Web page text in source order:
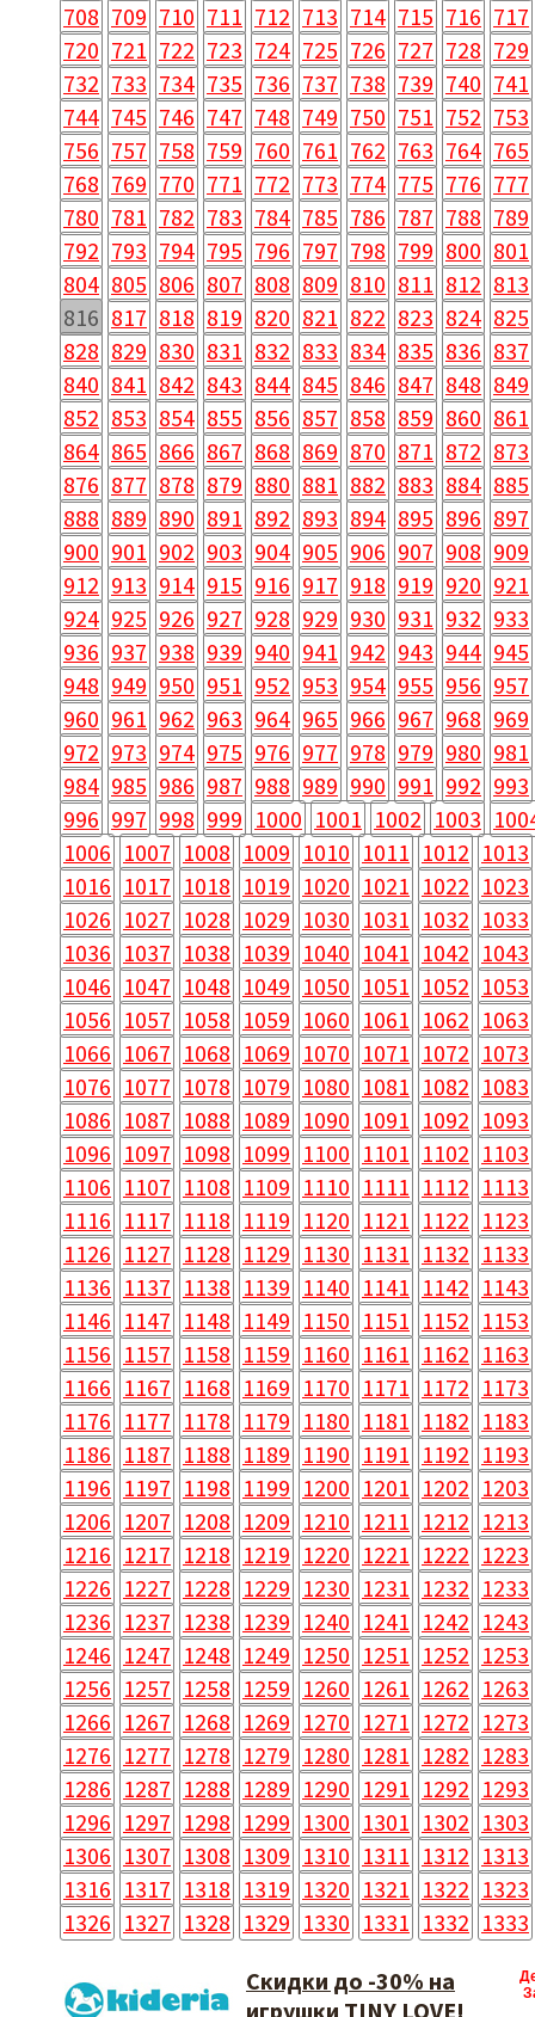
708 709 710 711 712 713 714 715 716 717
720 721 722 723 724 725 726 727 728 729
732 733 734 735 736 737 738 739 740 741
744 745 746 747 748 749 750 751 752 753
756 757 758 759 760 761 762 763 764 765
768 769 770 771 772 773 774 775 776 777
780 781 782 783 784 785 786 787 788 789
792 793 794 795 796 797 798 799 800 801
804 805 806 807 808 809 810 811 812 813
816 817 818 819 820 821 822 823 824 825
828 829 830 831 832 833 834 835 836 837
840 841 842 843 844 845 846 847 848 849
852 853 854 855 856 857 858 859 860 861
864 865 866 867 868 869 870 871 872 873
876 877 878 879 880 881 882 883 884 885
888 889 890 891 892 893 894 895 896 897
900 901 902 903 904 905 906 907 908 909
912 913 914 915 916 917 918 919 920 921
924 925 926 927 928 929 930 931 932 933
936 937 938 939 940 941 942 943 944 945
948 949 950 951 952 953 954 955 956 957
960 961 962 963 964 965 966 967 968 969
972 973 974 975 976 977 978 979 980 981
984 985 986 987 988 989 990 991 992 993
996 997 998 999 1000 1001 1002 1003
1006 1007 1008 1009 1010 1011 1012 1013
1016 1017 1018 1019 1020 1021 1022 1023
1026 1027 1028 1029 1030 1031 1032 1033
1036 1037 1038 1039 1040 1041 1042 1043
1046 1047 1048 1049 1050 1051 1052 1053
1056 1057 1058 1059 1060 1061 1062 1063
1066 1067 1068 1069 1070 1071 1072 1073
1076 1077 1078 1079 1080 1081 1082 1083
1086 1087 1088 1089 1090 1091 1092 1093
1096 1097 1098 1099 1100 1101 1102 1103
1106 1107 1108 1109 1110 1111 1112 1113
1116 1117 1118 1119 1120 1121 1122 1123
1126 1127 1128 1129 1130 1131 1132 1133
1136 1137 1138 1139 1140 1141 1142 1143
1146 1147 1148 1149 1150 1151 1152 1153
1156 1157 1158 1159 1160 1161 1162 1163
1166 1167 1168 1169 1170 1171 1172 1173
1176 1177 1178 1179 1180 1181 1182 1183
1186 1187 1188 1189 1190 1191 1192 1193
1196 1197 1198 1199 1200 1201 1202 1203
1206 1207 1208 1209 1210 1211 1212 1213
1216 1217 1218 1219 1220 1221 1222 1223
1226 1227 1228 1229 1230 1231 1232 1233
1236 1237 1238 1239 1240 1241 1242 1243
1246 1247 1248 1249 1250 1251 1252 1253
1256 1257 1258 1259 1260 1261 1262 1263
1266 1267 1268 1269 1270 1271 1272 1273
1276 1277 1278 1279 1280 1281 1282 1283
1286 1287 1288 1289 1290 1291 1292 1293
1296 1297 1298 1299 1300 1301 1302 1303
1306 1307 1308 1309 1310 1311 1312 1313
1316 1317 1318 1319 1320 1321 1322 1323
1326 1327 1328 1329 1330 1331 1332 1333
Скидки до -30% на
игрушки TINY LOVE!